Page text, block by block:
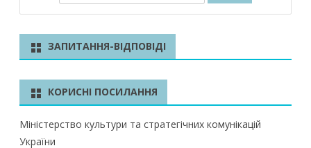
к
ЗАПИТАННЯ-ВІДПОВІДІ
КОРИСНІ ПОСИЛАННЯ
Міністерство культури та стратегічних комунікацій
України